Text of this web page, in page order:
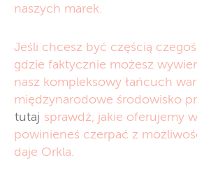
naszych marek.
Jeśli chcesz być częścią
gdzie faktycznie możesz
nasz kompleksowy łańcuch
międzynarodowe środowisko
tutaj sprawdź, jakie oferujemy
powinieneś czerpać z
daje Orkla.